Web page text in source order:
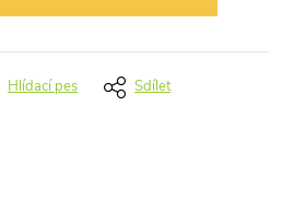
Hlídací pes Sdílet